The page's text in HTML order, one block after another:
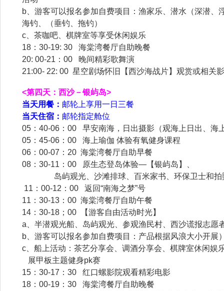
b、游客可以报名参加自费项目：渔家乐、潜水（深潜、
海钓、（垂钓、拖钓）
c、茶咖吧、棋牌室等享受休闲娱乐
18：30-19: 30 海棠湾餐厅自助晚餐
20: 00-21：00 晚间精彩歌舞演
21:00- 22: 00 星空剧场怀旧【西沙海战片】观赏或相关
<第四天：西沙－银屿岛>
当天用餐： 邮轮上享用一日三餐
当天住宿： 邮轮指定舱位
05：40-06：00 早安南海，日出摄影（观海上日出、海
05：45-06：00 海上瑜伽 体验有氧健身课程
06：00-07：20 海棠湾餐厅自助早餐
08：30-11：00 原生态登岛体验—【银屿岛】、
岛屿观光、沙滩排球、百米家书、环保卫士和拍
11：00-12：00 返回“南海之梦”号
11：30-13：00 海棠湾餐厅自助午餐
14：30-18；00 【游客自由活动时光】
a、半潜观光船、岛屿观光、参观渔民村、西沙谎报志愿
b、游客可以报名参加自费项目：产品根据风浪大小开
c、船上活动：茶艺分享会、调酒分享会、棋牌室休闲娱
展甲板主题健身pk赛
15：30-17：30 红口螺影院观看精彩电影
18：00-19：30 海棠湾餐厅自助晚餐